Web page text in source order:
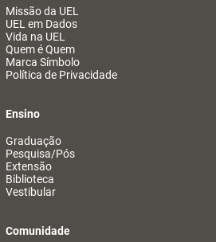
Missão da UEL
UEL em Dados
Vida na UEL
Quem é Quem
Marca Símbolo
Política de Privacidade
Ensino
Graduação
Pesquisa/Pós
Extensão
Biblioteca
Vestibular
Comunidade